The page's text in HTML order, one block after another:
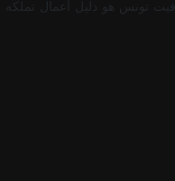
تونس هو دليل أعمال تملكه